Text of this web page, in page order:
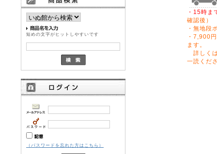
短めの文字がヒットしやすいです
（パスワードを忘れた方はこちら）
・15時ま
確認後）
・無地段
・7,900
ます。
詳しく
一読くだ